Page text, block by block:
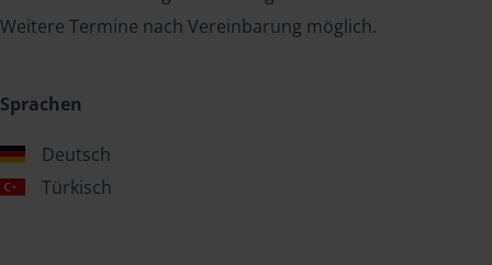
Weitere Termine nach Vereinbarung möglich.
Sprachen
Deutsch
Türkisch